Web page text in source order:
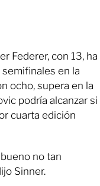
Federer, con 13, ha
en la
ocho, supera en la
podría alcanzar si
cuarta edición
no tan
Sinner.